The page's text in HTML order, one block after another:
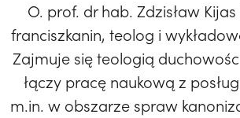
O. prof. dr hab. Zdzisław
franciszkanin, teolog i
Zajmuje się teologią
łączy pracę naukową z
m.in. w obszarze spraw